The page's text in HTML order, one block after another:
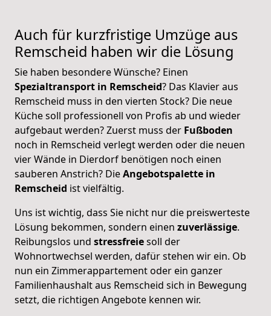
Auch für kurzfristige Umzüge aus
Remscheid haben wir die Lösung
Sie haben besondere Wünsche? Einen
Spezialtransport in Remscheid? Das Klavier aus
Remscheid muss in den vierten Stock? Die neue
Küche soll professionell von Profis ab und wieder
aufgebaut werden? Zuerst muss der Fußboden
noch in Remscheid verlegt werden oder die neuen
vier Wände in Dierdorf benötigen noch einen
sauberen Anstrich? DieAngebotspalette in
Remscheid ist vielfältig.
Uns ist wichtig, dass Sie nicht nur die preiswerteste
Lösung bekommen, sondern einen zuverlässige.
Reibungslos und stressfreiesoll der
Wohnortwechsel werden, dafür stehen wir ein. Ob
nun ein Zimmerappartement oder ein ganzer
Familienhaushalt aus Remscheid sich in Bewegung
setzt, die richtigen Angebote kennen wir.